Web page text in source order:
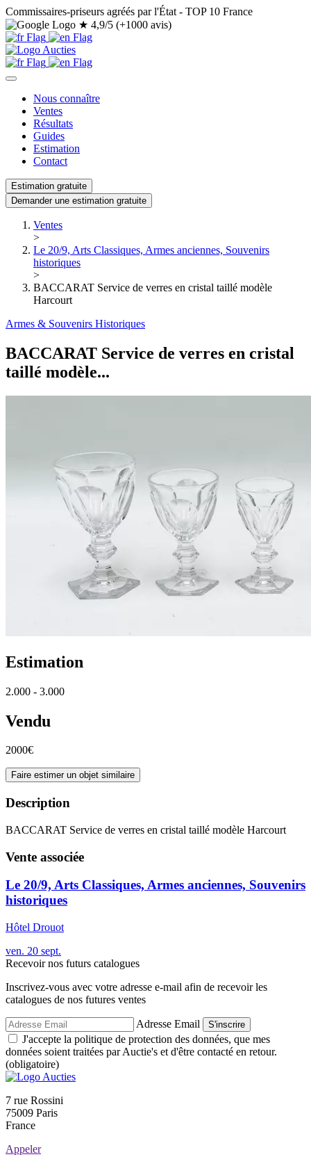
Commissaires-priseurs agréés par l'État - TOP 10 France
★ 4,9/5 (+1000 avis)
Nous connaître
Ventes
Résultats
Guides
Estimation
Contact
Estimation gratuite
Demander une estimation gratuite
Ventes
>
Le 20/9, Arts Classiques, Armes anciennes, Souvenirs
historiques
>
BACCARAT Service de verres en cristal taillé modèle
Harcourt
Armes & Souvenirs Historiques
BACCARAT Service de verres en cristal
taillé modèle...
Estimation
2.000 - 3.000
Vendu
2000€
Faire estimer un objet similaire
Description
BACCARAT Service de verres en cristal taillé modèle Harcourt
Vente associée
Le 20/9, Arts Classiques, Armes anciennes, Souvenirs
historiques
Hôtel Drouot
ven. 20 sept.
Recevoir nos futurs catalogues
Inscrivez-vous avec votre adresse e-mail afin de recevoir les
catalogues de nos futures ventes
Adresse Email S'inscrire
J'accepte la politique de protection des données, que mes
données soient traitées par Auctie's et d'être contacté en retour.
(obligatoire)
7 rue Rossini
75009 Paris
France
Appeler